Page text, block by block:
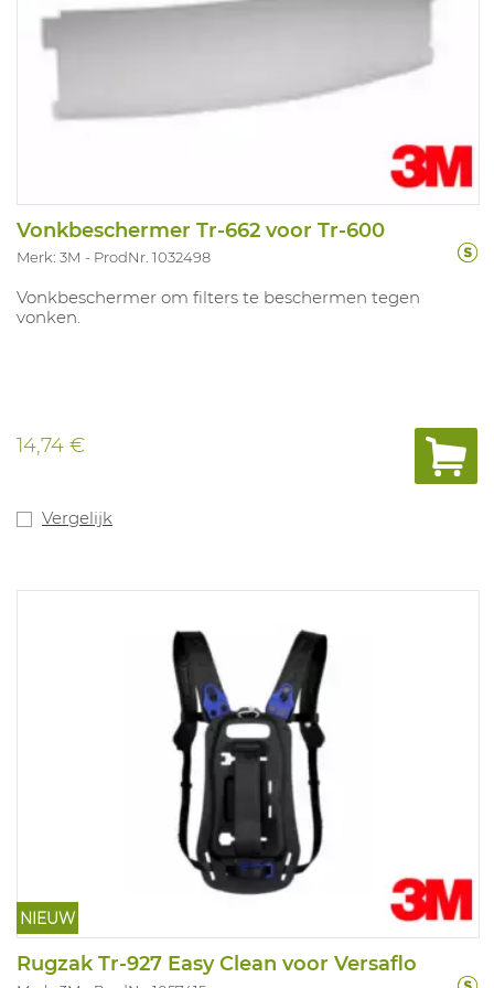
Vonkbeschermer Tr-662 voor Tr-600
Merk: 3M ProdNr. 1032498
Vonkbeschermer om filters te beschermen tegen
vonken.
14,74 €
Vergelijk
NIEUW
Rugzak Tr-927 Easy Clean voor Versaflo